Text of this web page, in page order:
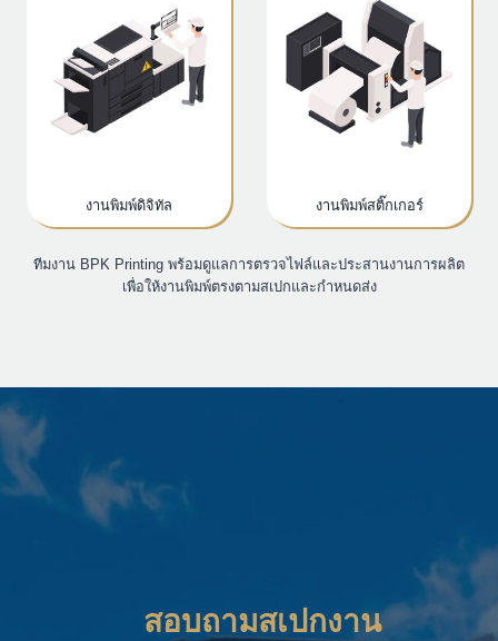
งานพิมพ์ดิจิทัล งานพิมพ์สติ๊กเกอร์
ทีมงาน BPK Printing พร้อมดูแลการตรวจไฟล์และประสานงานการผลิต
เพื่อให้งานพิมพ์ตรงตามสเปกและกำหนดส่ง
สอบถามสเปกงาน